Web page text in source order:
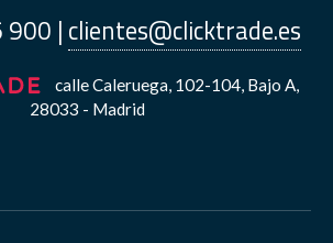
900 | clientes@clicktrade.es
calle Caleruega, 102-104, Bajo A,
28033 - Madrid